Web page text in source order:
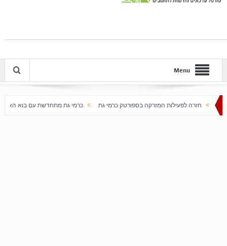
Menu
המזרקה בספורטק כרמי גת כרמי גת מתחדשת עם בוא האביב עלייה חדה במחירי